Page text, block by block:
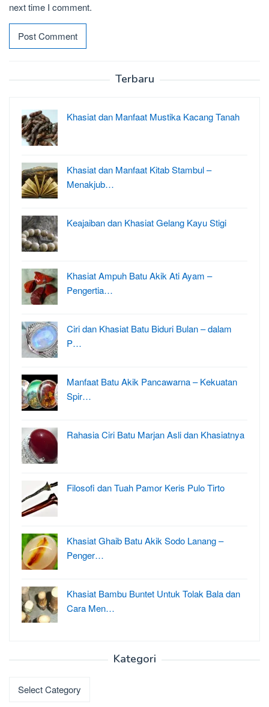
next time I comment.
Terbaru
Khasiat dan Manfaat Mustika Kacang Tanah
Khasiat dan Manfaat Kitab Stambul –
Menakjub…
Keajaiban dan Khasiat Gelang Kayu Stigi
Khasiat Ampuh Batu Akik Ati Ayam –
Pengertia…
Ciri dan Khasiat Batu Biduri Bulan – dalam
P…
Manfaat Batu Akik Pancawarna – Kekuatan
Spir…
Rahasia Ciri Batu Marjan Asli dan Khasiatnya
Filosofi dan Tuah Pamor Keris Pulo Tirto
Khasiat Ghaib Batu Akik Sodo Lanang –
Penger…
Khasiat Bambu Buntet Untuk Tolak Bala dan
Cara Men…
Kategori
Kategori